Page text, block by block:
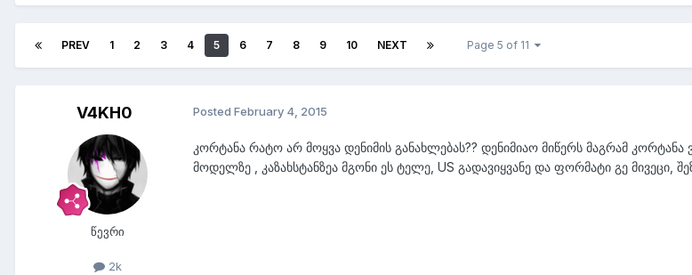
PREV 1 2 3 4 5 6 7 8 9 10 NEXT Page 5 of 11
V4KH0
წევრი
2k
Posted February 4, 2015
კორტანა რატო არ მოყვა დენიმის განახლებას?? დენიმიაო მიწერს მაგრამ კორტანა
მოდელზე , კაზახსტანზეა მგონი ეს ტელე, US გადავიყვანე და ფორმატი გე მივეცი,